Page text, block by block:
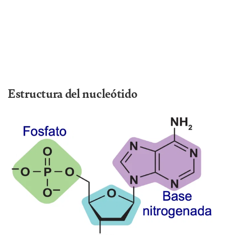
Estructura del nucleótido